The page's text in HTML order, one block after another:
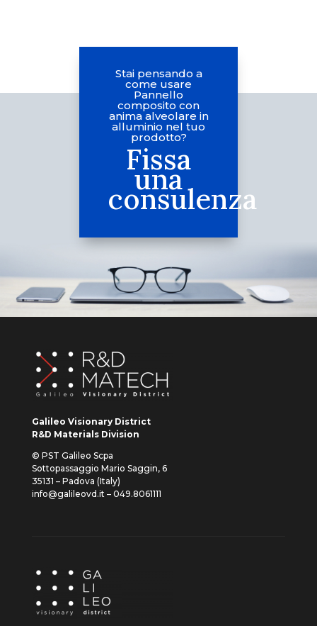
Stai pensando a
come usare
Pannello
composito con
anima alveolare in
alluminio nel tuo
prodotto?
Fissa
una
consulenza
Galileo Visionary District
R&D Materials Division
© PST Galileo Scpa
Sottopassaggio Mario Saggin, 6
35131 – Padova (Italy)
info@galileovd.it – 049.8061111